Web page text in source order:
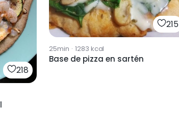
218
215
25min · 1283 kcal
Base de pizza en sartén